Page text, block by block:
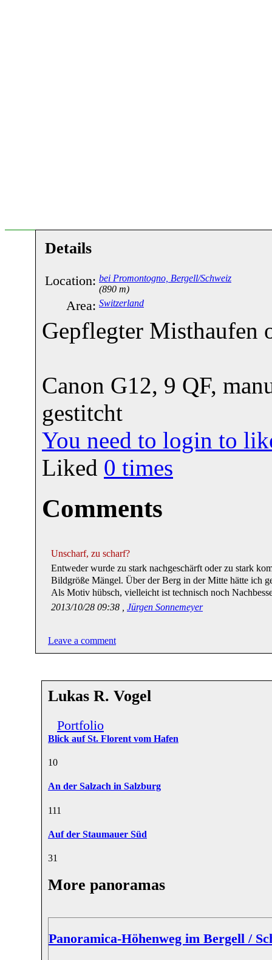
Details
Location: bei Promontogno, Bergell/Schweiz
(890 m)
Area: Switzerland
Gepflegter Misthaufen
Canon G12, 9 QF,
gestitcht
You need to login to
Liked 0 times
Comments
Unscharf, zu scharf?
Entweder wurde zu stark nachgeschärft oder zu stark
Bildgröße Mängel. Über der Berg in der Mitte hätte ich
Als Motiv hübsch, vielleicht ist technisch noch
2013/10/28 09:38 , Jürgen Sonnemeyer
Leave a comment
Lukas R. Vogel
Portfolio
Blick auf St. Florent vom Hafen
10
An der Salzach in Salzburg
111
Auf der Staumauer Süd
31
More panoramas
Panoramica-Höhenweg im Bergell /